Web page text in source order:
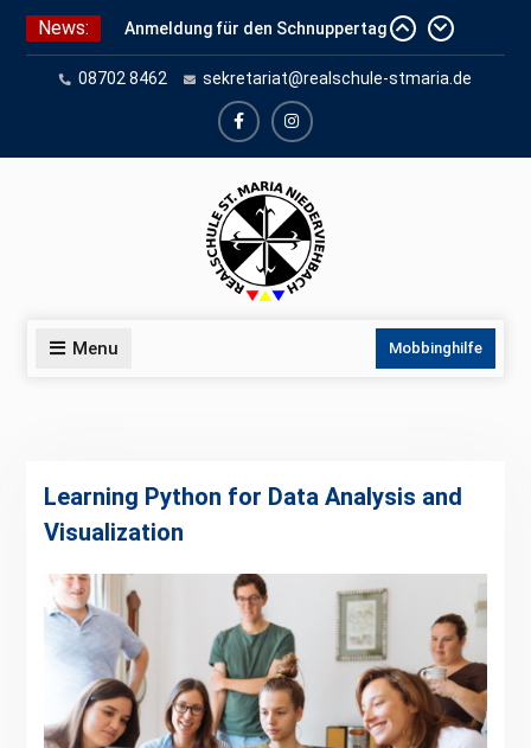
Skip
content
News:
Anmeldung für den Schnuppertag
und Anmeldeunterlagen
Schuleinschreibung 2026
Schnuppertag 2026
08702 8462 sekretariat@realschule-stmaria.de
facebookinstagram
Menu Mobbinghilfe
Learning Python for Data Analysis and
Visualization